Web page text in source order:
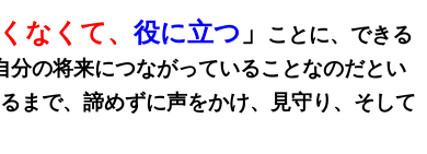
なくて、 役に立つ 」
ことに、できる
分の将来につながっていることなのだとい
まで、諦めずに声をかけ、見守り、そして